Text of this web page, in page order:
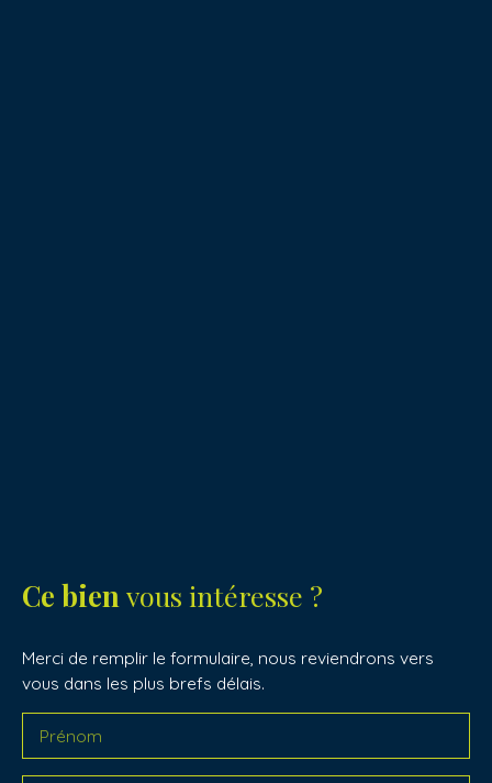
Ce bien vous intéresse ?
Merci de remplir le formulaire, nous reviendrons vers
vous dans les plus brefs délais.
Prénom